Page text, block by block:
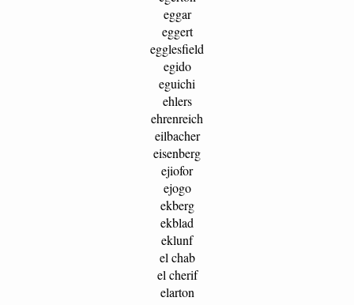
eggar
eggert
egglesfield
egido
eguichi
ehlers
ehrenreich
eilbacher
eisenberg
ejiofor
ejogo
ekberg
ekblad
eklunf
el chab
el cherif
elarton